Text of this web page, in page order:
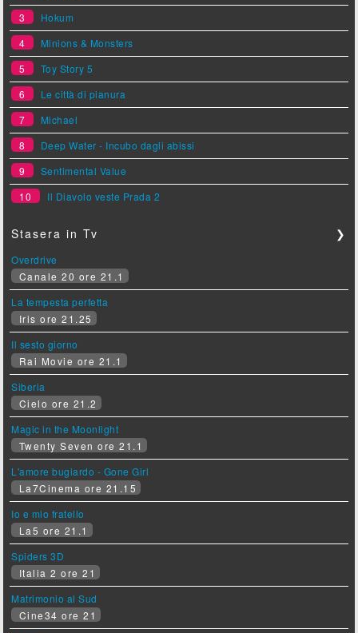
3
Hokum
4
Minions & Monsters
5
Toy Story 5
6
Le città di pianura
7
Michael
8
Deep Water - Incubo dagli abissi
9
Sentimental Value
10
Il Diavolo veste Prada 2
Stasera in Tv ❯
Overdrive
Canale 20 ore 21.1
La tempesta perfetta
Iris ore 21.25
Il sesto giorno
Rai Movie ore 21.1
Siberia
Cielo ore 21.2
Magic in the Moonlight
Twenty Seven ore 21.1
L'amore bugiardo - Gone Girl
La7Cinema ore 21.15
Io e mio fratello
La5 ore 21.1
Spiders 3D
Italia 2 ore 21
Matrimonio al Sud
Cine34 ore 21